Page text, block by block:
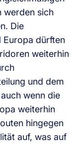
werden sich
Die
Europa dürften
weiterhin
und dem
wenn die
weiterhin
hingegen
auf, was auf